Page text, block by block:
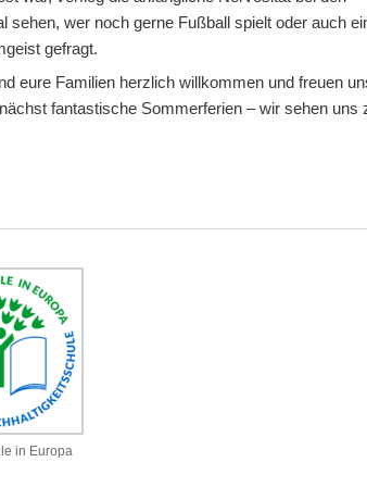
sehen, wer noch gerne Fußball spielt oder auch
gefragt.
eure Familien herzlich willkommen und freuen
fantastische Sommerferien – wir sehen uns
in Europa